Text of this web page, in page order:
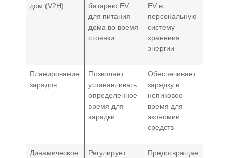
дом (V2H)
батарею EV
для питания
дома во время
стоянки
EV в
персональную
систему
хранения
энергии
Планирование
зарядов
Позволяет
устанавливать
определенное
время для
зарядки
Обеспечивает
зарядку в
непиковое
время для
экономии
средств
Динамическое
Регулирует
Предотвращае